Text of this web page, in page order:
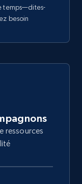
temps—dites-
besoin
ressources